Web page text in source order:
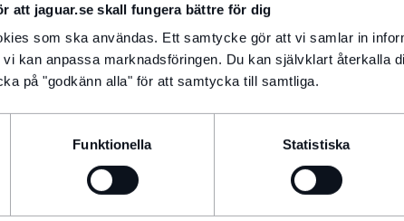
att jaguar.se skall fungera bättre för dig
som ska användas. Ett samtycke gör att vi samlar in
kan anpassa marknadsföringen. Du kan självklart återkalla
på "godkänn alla" för att samtycka till samtliga.
Funktionella Statistiska